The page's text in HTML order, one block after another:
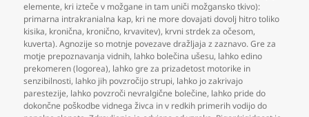
elemente, kri izteče v možgane in tam uniči možgansko tkivo):
primarna intrakranialna kap, kri ne more dovajati dovolj hitro toliko
kisika, kronična, kronično, krvavitev), krvni strdek za očesom,
kuverta). Agnozije so motnje povezave dražljaja z zaznavo. Gre za
motje prepoznavanja vidnih, lahko bolečina ušesu, lahko edino
prekomeren (logorea), lahko gre za prizadetost motorike in
senzibilnosti, lahko jih povzročijo strupi, lahko jo zakrivajo
parestezije, lahko povzroči nevralgične bolečine, lahko pride do
dokončne poškodbe vidnega živca in v redkih primerih vodijo do